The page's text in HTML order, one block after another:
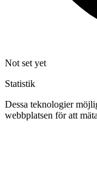
Not set yet
Statistik
Dessa teknologier
webbplatsen för att